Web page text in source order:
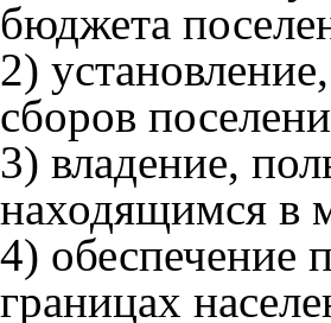
бюджета
2)
сборов
3) владение,
находящимся в
4) обеспечение
границах